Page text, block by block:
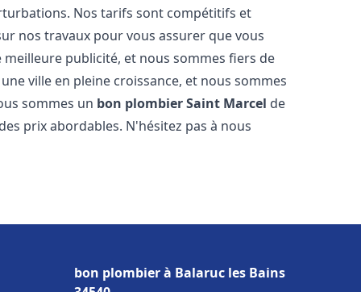
Nos tarifs sont compétitifs et
nos travaux pour vous assurer que vous
publicité, et nous sommes fiers de
ville en pleine croissance, et nous sommes
sommes un bon plombierSaint Marcel de
prix abordables. N'hésitez pas à nous
bon plombier à Balaruc les Bains